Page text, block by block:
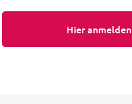
Hier anmelden